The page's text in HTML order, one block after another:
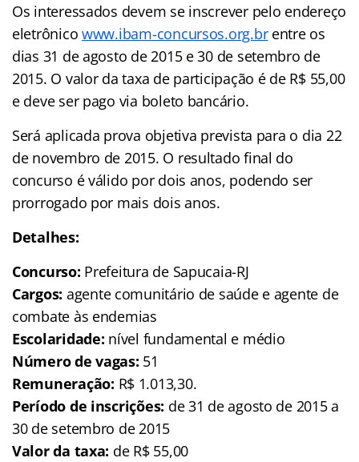
Os interessados devem se inscrever pelo endereço
eletrônicowww.ibam-concursos.org.brentre os
dias 31 de agosto de 2015 e 30 de setembro de
2015. O valor da taxa de participação é de R$ 55,00
e deve ser pago via boleto bancário.
Será aplicada prova objetiva prevista para o dia 22
de novembro de 2015. O resultado final do
concurso é válido por dois anos, podendo ser
prorrogado por mais dois anos.
Detalhes:
Concurso: Prefeitura de Sapucaia-RJ
Cargos: agente comunitário de saúde e agente de
combate às endemias
Escolaridade: nível fundamental e médio
Número de vagas: 51
Remuneração: R$ 1.013,30.
Período de inscrições: de 31 de agosto de 2015 a
30 de setembro de 2015
Valor da taxa: de R$ 55,00